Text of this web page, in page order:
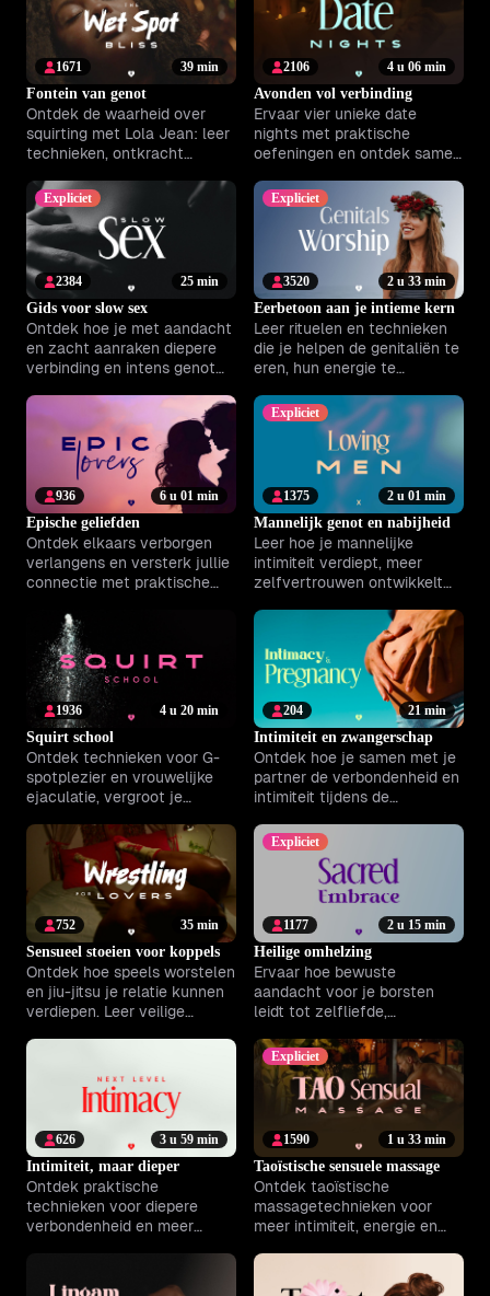
39 min
1671
Fontein van genot
Ontdek de waarheid over
squirting met Lola Jean: leer
technieken, ontkracht
eigen genot.
4 u 06 min
2106
Avonden vol verbinding
Ervaar vier unieke date
nights met praktische
oefeningen en ontdek samen
verlangen, verbinding en
plezier.
Expliciet
25 min
2384
Gids voor slow sex
Ontdek hoe je met aandacht
en zacht aanraken diepere
verbinding en intens genot
Expliciet
2 u 33 min
3520
Eerbetoon aan je intieme kern
Leer rituelen en technieken
die je helpen de genitaliën te
eren, hun energie te
te verbinden.
6 u 01 min
936
Epische geliefden
Ontdek elkaars verborgen
verlangens en versterk jullie
connectie met praktische
en nabijheid.
Expliciet
2 u 01 min
1375
Mannelijk genot en nabijheid
Leer hoe je mannelijke
intimiteit verdiept, meer
zelfvertrouwen ontwikkelt
praktische inzichten.
4 u 20 min
1936
Squirt school
Ontdek technieken voor G-
spotplezier en vrouwelijke
ejaculatie, vergroot je
dieper met jezelf en je
partner.
21 min
204
Intimiteit en zwangerschap
Ontdek hoe je samen met je
partner de verbondenheid en
intimiteit tijdens de
praktische tips en
oefeningen.
35 min
752
Sensueel stoeien voor koppels
Ontdek hoe speels worstelen
en jiu-jitsu je relatie kunnen
verdiepen. Leer veilige
vormen van verbinding.
Expliciet
2 u 15 min
1177
Heilige omhelzing
Ervaar hoe bewuste
aandacht voor je borsten
leidt tot zelfliefde,
emotionele harmonie.
3 u 59 min
626
Intimiteit, maar dieper
Ontdek praktische
technieken voor diepere
verbondenheid en meer
van jullie relatie.
Expliciet
1 u 33 min
1590
Taoïstische sensuele massage
Ontdek taoïstische
massagetechnieken voor
meer intimiteit, energie en
samen.